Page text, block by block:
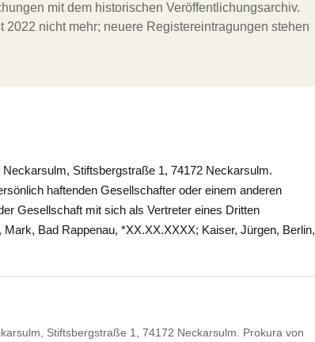
mit dem historischen Veröffentlichungsarchiv.
nicht mehr; neuere Registereintragungen stehen
Stiftsbergstraße 1, 74172 Neckarsulm.
haftenden Gesellschafter oder einem anderen
Gesellschaft mit sich als Vertreter eines Dritten
Bad Rappenau, *XX.XX.XXXX; Kaiser, Jürgen, Berlin,
Stiftsbergstraße 1, 74172 Neckarsulm. Prokura von